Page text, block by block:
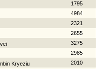
1795
4984
2321
2655
3275
2985
Kryeziu 2010